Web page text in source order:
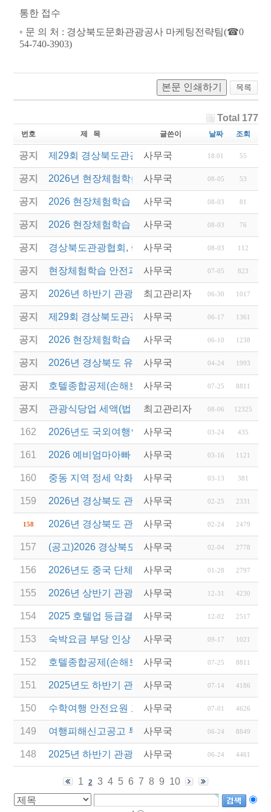
통한 접수
◦ 문 의 처 : 경상북도문화관광공사 마케팅전략팀(☎0
54-740-3903)
본문 인쇄하기
Total 177
번호 제 목 글쓴이 날짜 조회
공지 제29회 경상북도관광기념품공모전 결과발표
사무국 18:01 55
공지 2026년 현장체험학습 안전과정(신규.재강습) 교육
사무국 08-05 53
공지 2026 현장체험학습 안전과정 교육(신규. 재강습)
사무국 08-03 81
공지 2026 현장체험학습 안전과정(신규. 재강습) 교육 성
사무국 08-03 76
공지 경상북도관광협회, 중국 단동 해외여행상품 개발 팸
사무국 08-03 112
공지 현장체험학습 안전과정(신규/재강습) 안내
사무국 07-05 823
공지 2026년 하반기 관광진흥개발기금 융자 시행 안내
최고관리자 06-30 1017
공지 제29회 경상북도관광기념품공모전 개최
사무국 06-17 1361
공지 2026 현장체험학습 안전과정(신규.재강습)
사무국 06-10 1238
공지 2026년 경상북도 유니크베뉴를 활용한 MICE행사
사무국 04-24 1993
공지 호텔종합공제(손해보험) 서비스 안내
사무국 07-25 8811
공지 관광식당업 세액(법인세 및 소득세)감면 제도 안내
최고관리자 08-06 12325
162 2026년도 국외여행인솔자(T/C) 소양교육(1차) 실
사무국 03-24 435
161 2026 예비엄마아빠 행복가족여행 지원사업 전담여
사무국 03-16 1121
160 중동 지역 정세 악화에 따른 여행 자제 및 안전관리
사무국 03-13 381
159 2026년 경상북도 관광진흥기금 우수기업 레벨업
사무국 02-25 2331
158 2026년 경상북도 관광진흥기금 보조사업 모집 공고(
사무국 02-24 2479
157 (공고)2026 경상북도 관광서비스 시설환경개선사업
사무국 02-04 2778
156 2026년도 중국 단체관광객 유치 전담여행사 신규지
사무국 01-28 2797
155 2026년 상반기 관광진흥개발기금 융자 시행 안내
사무국 12-31 4230
154 2025 호텔업 등급결정 제도 설명회 개최 안내
사무국 12-02 2517
153 숙박요금 부당 인상 방지를 위한 협조 안내
사무국 09-17 1021
152 호텔종합공제(손해보험) 서비스 안내
사무국 07-25 8811
151 2025년도 하반기 관광진흥개발기금 융자 설명회 실
사무국 07-14 4186
150 수학여행 안전요원 교육(현장체험학습 안전과정)
사무국 07-01 4626
149 여행피해신고공고 투어코리아365(대표:피재관) (국
사무국 06-24 8849
148 2025년 하반기 관광진흥개발기금 융자 시행 안내
사무국 06-24 4461
1 2 3 4 5 6 7 8 9 10